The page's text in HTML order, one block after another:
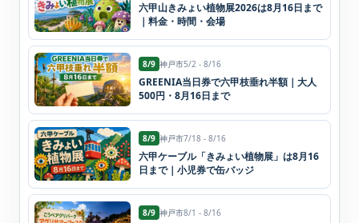
六甲山きみょい植物展2026は8月16日まで
｜料金・時間・会場
8/9 神戸市5/2 - 8/16
GREENIA当日券で六甲枝垂れ半額｜大人
500円・8月16日まで
8/9 神戸市7/18 - 8/16
六甲ケーブル「きみょい植物展」は8月16
日まで｜小児券で缶バッジ
8/9 神戸市8/1 - 8/16